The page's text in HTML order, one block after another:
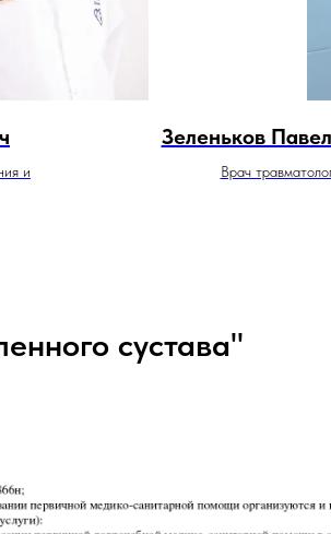
и
Зеленьков
Врач
сустава"